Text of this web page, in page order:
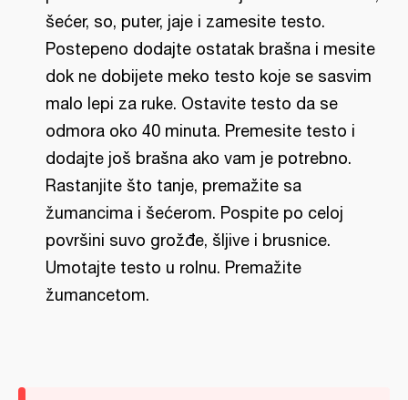
šećer, so, puter, jaje i zamesite testo.
Postepeno dodajte ostatak brašna i mesite
dok ne dobijete meko testo koje se sasvim
malo lepi za ruke. Ostavite testo da se
odmora oko 40 minuta. Premesite testo i
dodajte još brašna ako vam je potrebno.
Rastanjite što tanje, premažite sa
žumancima i šećerom. Pospite po celoj
površini suvo grožđe, šljive i brusnice.
Umotajte testo u rolnu. Premažite
žumancetom.